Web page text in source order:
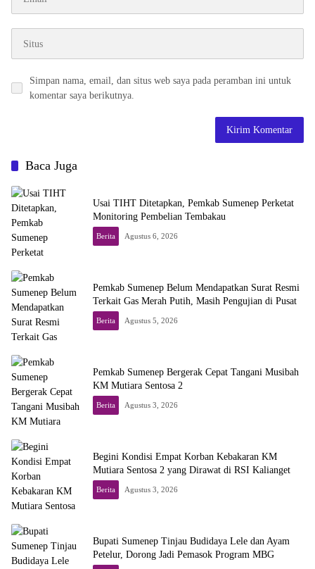
Simpan nama, email, dan situs web saya pada peramban ini untuk
komentar saya berikutnya.
Baca Juga
Usai TIHT Ditetapkan, Pemkab Sumenep Perketat
Monitoring Pembelian Tembakau
Berita Agustus 6, 2026
Pemkab Sumenep Belum Mendapatkan Surat Resmi
Terkait Gas Merah Putih, Masih Pengujian di Pusat
Berita Agustus 5, 2026
Pemkab Sumenep Bergerak Cepat Tangani Musibah
KM Mutiara Sentosa 2
Berita Agustus 3, 2026
Begini Kondisi Empat Korban Kebakaran KM
Mutiara Sentosa 2 yang Dirawat di RSI Kalianget
Berita Agustus 3, 2026
Bupati Sumenep Tinjau Budidaya Lele dan Ayam
Petelur, Dorong Jadi Pemasok Program MBG